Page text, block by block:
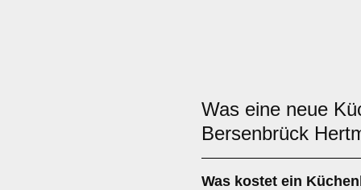
Was eine neue
Bersenbrück
Was kostet ein